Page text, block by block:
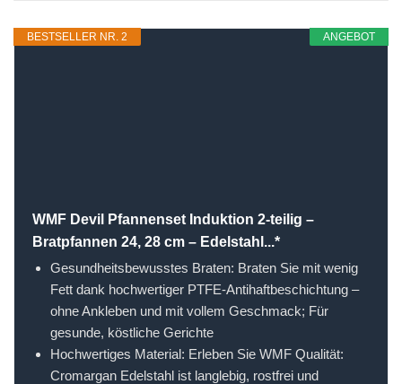
ANGEBOT
BESTSELLER NR. 2
WMF Devil Pfannenset Induktion 2-teilig –
Bratpfannen 24, 28 cm – Edelstahl...*
Gesundheitsbewusstes Braten: Braten Sie mit wenig
Fett dank hochwertiger PTFE-Antihaftbeschichtung –
ohne Ankleben und mit vollem Geschmack; Für
gesunde, köstliche Gerichte
Hochwertiges Material: Erleben Sie WMF Qualität:
Cromargan Edelstahl ist langlebig, rostfrei und